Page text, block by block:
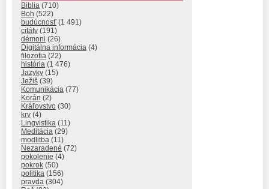
Biblia (710)
Boh (522)
budúcnosť (1 491)
citáty (191)
démoni (26)
Digitálna informácia (4)
filozofia (22)
história (1 476)
Jazyky (15)
Ježiš (39)
Komunikácia (77)
Korán (2)
Kráľovstvo (30)
krv (4)
Lingvistika (11)
Meditácia (29)
modlitba (11)
Nezaradené (72)
pokolenie (4)
pokrok (50)
politika (156)
pravda (304)